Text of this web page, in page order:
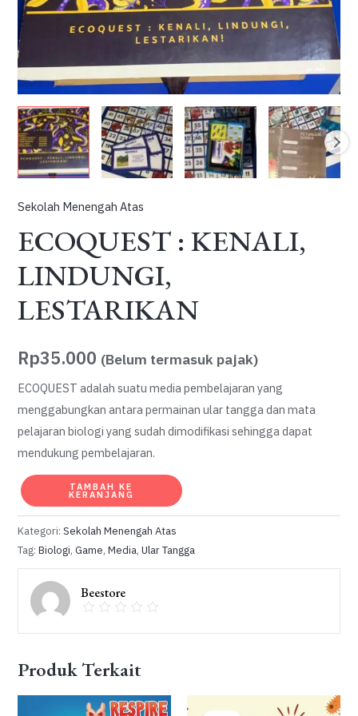
Sekolah Menengah Atas
ECOQUEST : KENALI,
LINDUNGI,
LESTARIKAN
Rp35.000 (Belum termasuk pajak)
ECOQUEST adalah suatu media pembelajaran yang
menggabungkan antara permainan ular tangga dan mata
pelajaran biologi yang sudah dimodifikasi sehingga dapat
mendukung pembelajaran.
Kuantitas
ECOQUEST
:
KENALI,
LINDUNGI,
LESTARIKAN
TAMBAH KE
KERANJANG
Kategori:Sekolah Menengah Atas
Tag:Biologi,Game,Media,Ular Tangga
Beestore
Produk Terkait